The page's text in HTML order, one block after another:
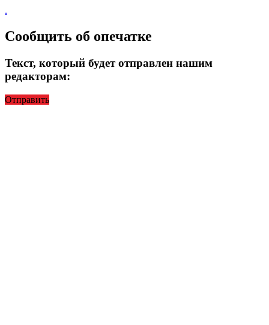
.
Сообщить об опечатке
Текст, который будет отправлен нашим
редакторам:
Отправить